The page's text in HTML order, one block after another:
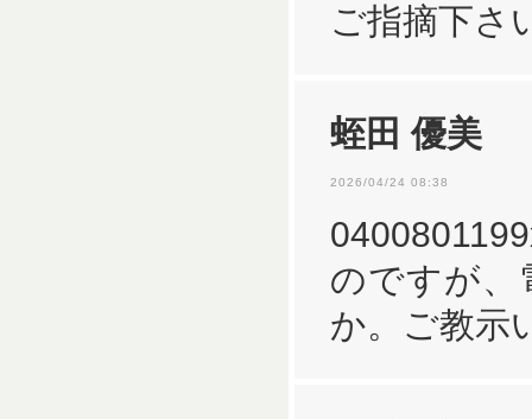
ご指摘下さ
蛭田 優美
2026/04/24 08:38
のですが、
か。ご教示